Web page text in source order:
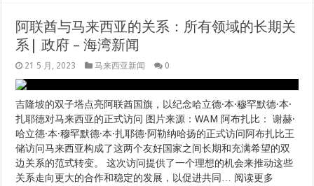
储访问马来西亚构成了这两个友好国家之间长期和充满希望的双
边关系的范式转变。 这次访问提供了一个理想的机会来推动这些
Read More »
阿联酋、马来西亚：各领域的长期关系
21 5 月, 2023 马来西亚新闻 0